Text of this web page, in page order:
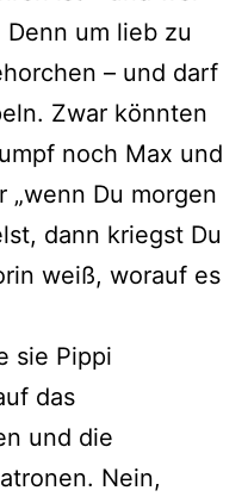
um lieb zu
– und darf
Zwar könnten
noch Max und
Du morgen
dann kriegst Du
weiß, worauf es
sie Pippi
das
und die
Nein,